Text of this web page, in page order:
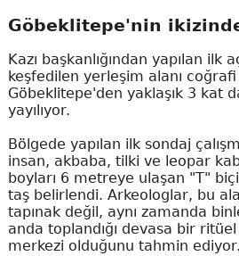
Göbeklitepe'nin
Kazı başkanlığından yapılan ilk
keşfedilen yerleşim alanı coğrafi
Göbeklitepe'den yaklaşık 3 kat
yayılıyor.
Bölgede yapılan ilk sondaj
insan, akbaba, tilki ve leopar
boyları 6 metreye ulaşan "T"
taş belirlendi. Arkeologlar, bu
tapınak değil, aynı zamanda
anda toplandığı devasa bir
merkezi olduğunu tahmin ediyor.